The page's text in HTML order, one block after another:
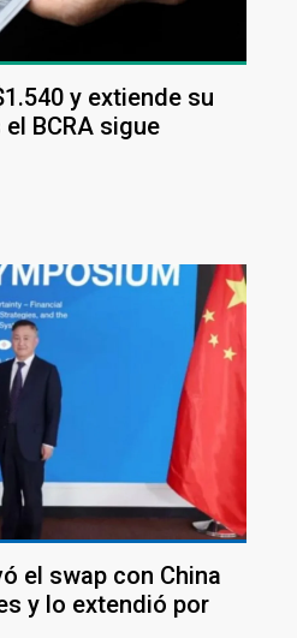
y extiende su
BCRA sigue
el swap con China
y lo extendió por